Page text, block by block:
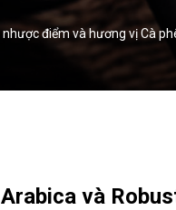
điểm và hương vị Cà
và